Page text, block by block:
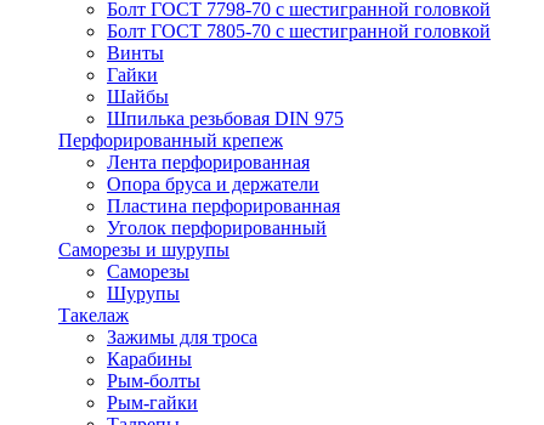
Болт ГОСТ 7798-70 с шестигранной головкой
Болт ГОСТ 7805-70 с шестигранной головкой
Винты
Гайки
Шайбы
Шпилька резьбовая DIN 975
Перфорированный крепеж
Лента перфорированная
Опора бруса и держатели
Пластина перфорированная
Уголок перфорированный
Саморезы и шурупы
Саморезы
Шурупы
Такелаж
Зажимы для троса
Карабины
Рым-болты
Рым-гайки